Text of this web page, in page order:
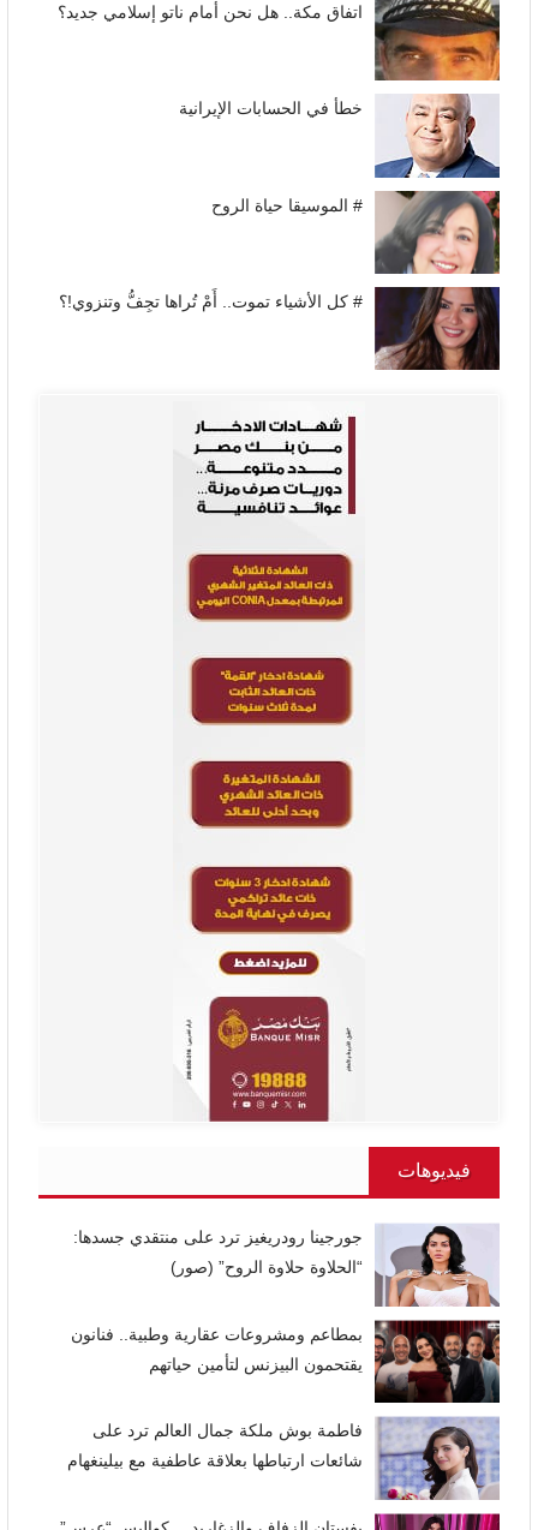
اتفاق مكة.. هل نحن أمام ناتو إسلامي جديد؟
خطأ في الحسابات الإيرانية
# الموسيقا حياة الروح
# كل الأشياء تموت.. أَمْ تُراها تجِفُّ وتنزوي!؟
فيديوهات
جورجينا رودريغيز ترد على منتقدي جسدها:
“الحلاوة حلاوة الروح” (صور)
بمطاعم ومشروعات عقارية وطبية.. فنانون
يقتحمون البيزنس لتأمين حياتهم
فاطمة بوش ملكة جمال العالم ترد على
شائعات ارتباطها بعلاقة عاطفية مع بيلينغهام